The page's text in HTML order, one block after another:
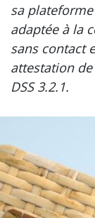
sa
adaptée à la
sans contact
attestation
DSS 3.2.1.